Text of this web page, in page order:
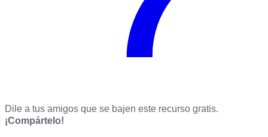
Dile a tus amigos que se bajen este recurso gratis.
¡Compártelo!